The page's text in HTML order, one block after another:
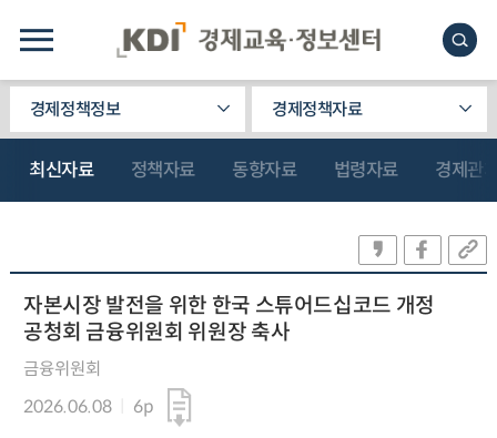
경제정책정보 경제정책자료
최신자료 정책자료 동향자료 법령자료 경제관
자본시장 발전을 위한 한국 스튜어드십코드 개정
공청회 금융위원회 위원장 축사
금융위원회
2026.06.08
6p